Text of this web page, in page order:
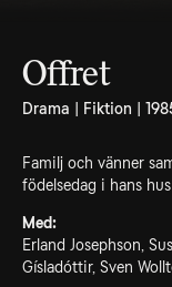
Offret
Drama | Fiktion |
Familj och vänner
födelsedag i hans
Med:
Erland Josephson,
Gísladóttir, Sven